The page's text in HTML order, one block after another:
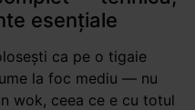
esențiale
ca pe o tigaie
la foc mediu — nu
wok, ceea ce e cu totul